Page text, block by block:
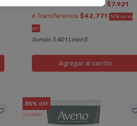
6 cuotassin interésde $7.921
ó Transferencia $42.771 10% EXTRA
OFF
Sumás 3.401 Leloir$
Agregar al carrito
35% OFF
COMBO